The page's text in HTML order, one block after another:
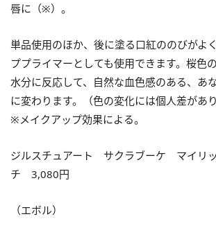
唇に（※）。
単品使用のほか、後に塗る口紅ののびがよ
ププライマーとしても使用できます。桜色
水分に反応して、自然な血色感のある、あ
に変わります。（色の変化には個人差があり
※メイクアップ効果による。
ジルスチュアート サクラブーケ マイリ
チ 3,080円
（エボル）